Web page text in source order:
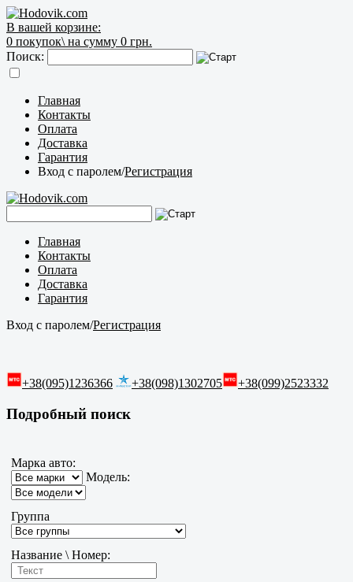
В вашей корзине:
0 покупок\ на сумму 0 грн.
Поиск:
Главная
Контакты
Оплата
Доставка
Гарантия
Вход с паролем/Регистрация
Главная
Контакты
Оплата
Доставка
Гарантия
Вход с паролем/Регистрация
+38(095)1236366 +38(098)1302705 +38(099)2523332
Подробный поиск
Марка авто:
Модель:
Группа
Название \ Номер: